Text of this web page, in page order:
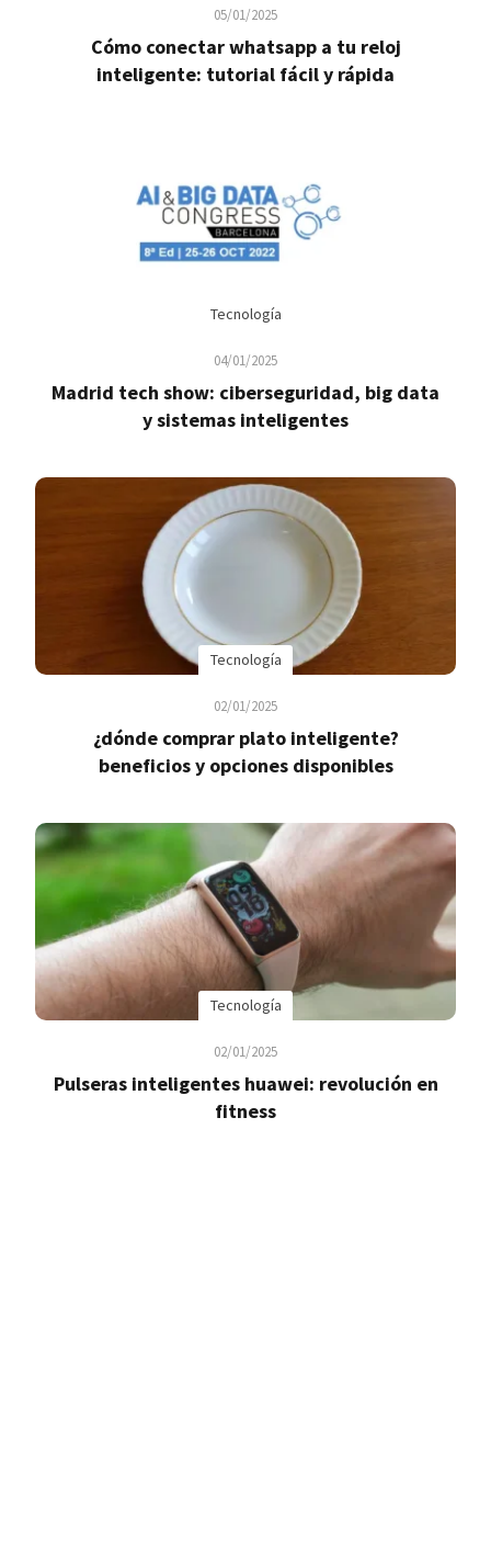
05/01/2025
Cómo conectar whatsapp a tu reloj
inteligente: tutorial fácil y rápida
Tecnología
04/01/2025
Madrid tech show: ciberseguridad, big data
y sistemas inteligentes
Tecnología
02/01/2025
¿dónde comprar plato inteligente?
beneficios y opciones disponibles
Tecnología
02/01/2025
Pulseras inteligentes huawei: revolución en
fitness